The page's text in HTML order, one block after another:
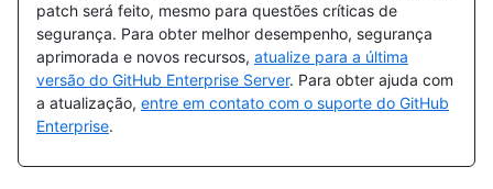
patch será feito, mesmo para questões críticas de
segurança. Para obter melhor desempenho, segurança
aprimorada e novos recursos, atualize para a última
versão do GitHub Enterprise Server. Para obter ajuda com
a atualização, entre em contato com o suporte do GitHub
Enterprise.